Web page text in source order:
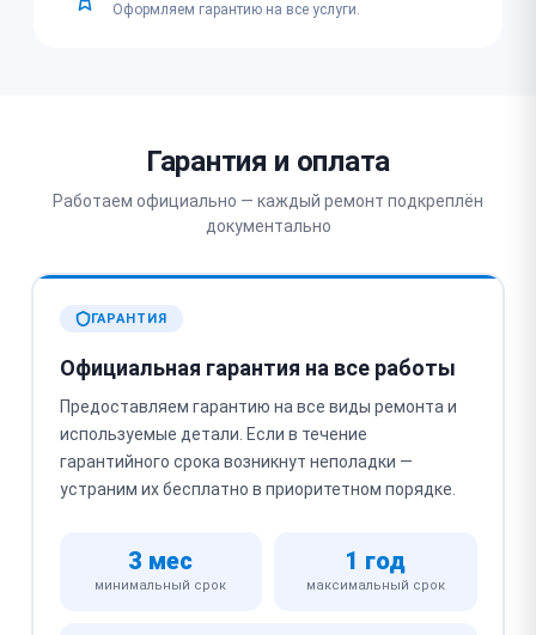
Оформляем гарантию на все услуги.
Гарантия и оплата
Работаем официально — каждый ремонт подкреплён
документально
ГАРАНТИЯ
Официальная гарантия на все работы
Предоставляем гарантию на все виды ремонта и
используемые детали. Если в течение
гарантийного срока возникнут неполадки —
устраним их бесплатно в приоритетном порядке.
3 мес
минимальный срок
1 год
максимальный срок